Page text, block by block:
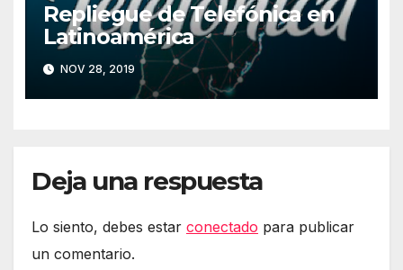
Repliegue de Telefónica en
Latinoamérica
NOV 28, 2019
Deja una respuesta
Lo siento, debes estar conectado para publicar
un comentario.